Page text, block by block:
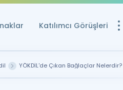
Katılımcı Görüşleri
Ücretsiz
YDS ve YÖKDİL
YÖKDİL'de Çıkan Bağlaçlar Nelerdir?